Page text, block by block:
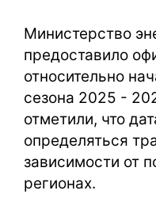
Министерство
предоставило
относительно
сезона 2025 -
отметили, что
определяться
зависимости от
регионах.